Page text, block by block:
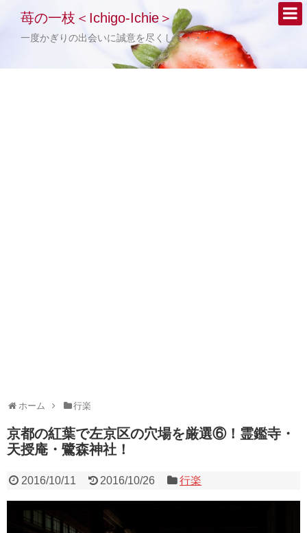
苺の一枝＜Ichigo-Ichie＞
一度かぎりの出会いに誠意を尽くして・・・
ホーム 行楽
京都の紅葉で左京区の穴場を厳選⑥！霊鑑寺・
天授庵・鷺森神社！
2016/10/11 2016/10/26 行楽